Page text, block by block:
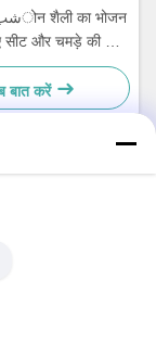
सीट और चमड़े की पीठ
के साथ
बात करें